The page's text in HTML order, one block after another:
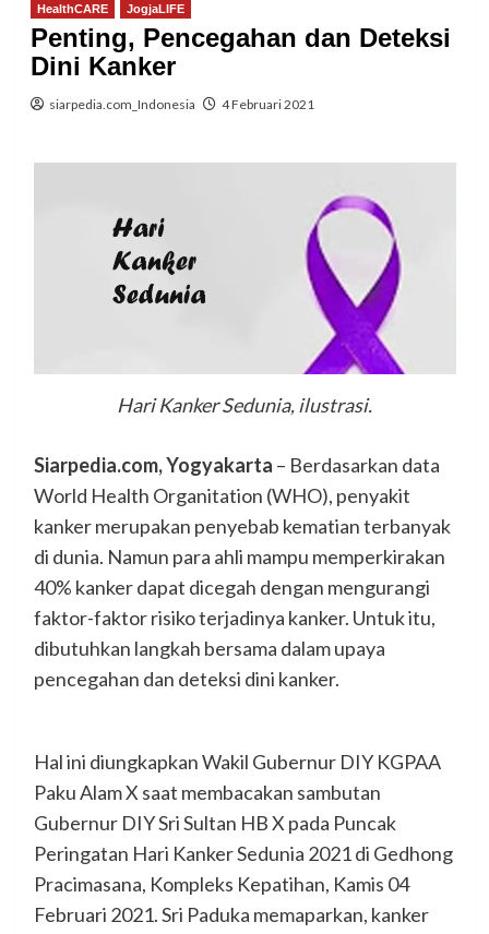
HealthCARE JogjaLIFE
Penting, Pencegahan dan Deteksi
Dini Kanker
siarpedia.com_Indonesia 4 Februari 2021
Hari Kanker Sedunia, ilustrasi.
Siarpedia.com, Yogyakarta – Berdasarkan data
World Health Organitation (WHO), penyakit
kanker merupakan penyebab kematian terbanyak
di dunia. Namun para ahli mampu memperkirakan
40% kanker dapat dicegah dengan mengurangi
faktor-faktor risiko terjadinya kanker. Untuk itu,
dibutuhkan langkah bersama dalam upaya
pencegahan dan deteksi dini kanker.
Hal ini diungkapkan Wakil Gubernur DIY KGPAA
Paku Alam X saat membacakan sambutan
Gubernur DIY Sri Sultan HB X pada Puncak
Peringatan Hari Kanker Sedunia 2021 di Gedhong
Pracimasana, Kompleks Kepatihan, Kamis 04
Februari 2021. Sri Paduka memaparkan, kanker